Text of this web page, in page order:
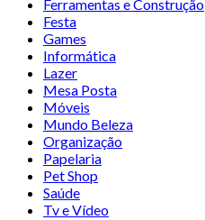
Ferramentas e Construção
Festa
Games
Informática
Lazer
Mesa Posta
Móveis
Mundo Beleza
Organização
Papelaria
Pet Shop
Saúde
Tv e Vídeo